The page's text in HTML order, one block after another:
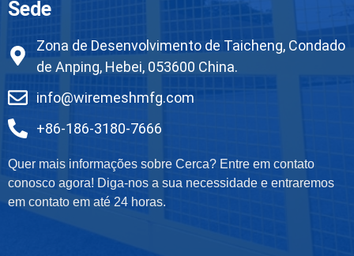
Sede
Zona de Desenvolvimento de Taicheng, Condado
de Anping, Hebei, 053600 China.
info@wiremeshmfg.com
+86-186-3180-7666
Quer mais informações sobre Cerca? Entre em contato
conosco agora! Diga-nos a sua necessidade e entraremos
em contato em até 24 horas.